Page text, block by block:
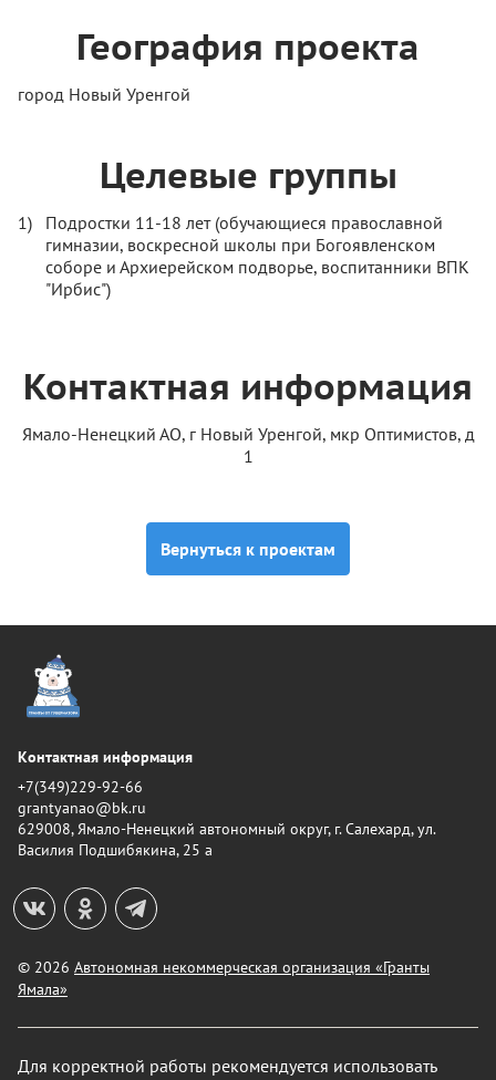
География проекта
город Новый Уренгой
Целевые группы
Подростки 11-18 лет (обучающиеся православной
гимназии, воскресной школы при Богоявленском
соборе и Архиерейском подворье, воспитанники ВПК
"Ирбис")
Контактная информация
Ямало-Ненецкий АО, г Новый Уренгой, мкр Оптимистов, д
1
Вернуться к проектам
Контактная информация
+7(349)229-92-66
grantyanao@bk.ru
629008, Ямало-Ненецкий автономный округ, г. Салехард, ул.
Василия Подшибякина, 25 а
© 2026 Автономная некоммерческая организация «Гранты
Ямала»
Для корректной работы рекомендуется использовать